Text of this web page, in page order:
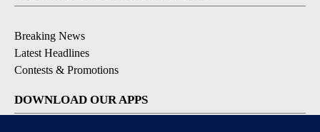
Breaking News
Latest Headlines
Contests & Promotions
DOWNLOAD OUR APPS